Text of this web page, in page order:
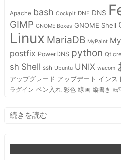
Apache bash Cockpit DNF DNS
GIMP GNOME Boxes GNOME Shell
Linux MariaDB MyPaint
postfix PowerDNS python Qt
sh Shell ssh Ubuntu UNIX wacom
アップグレード アップデート インス
ラグイン ペン入れ 彩色 線画 縦書き 転
続きを読む:
降
で